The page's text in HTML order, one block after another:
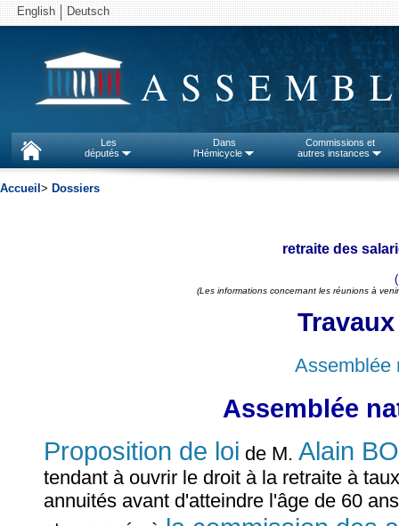
English Deutsch
Les
députés
Dans
l'Hémicycle
Commissions et
autres instances
Accueil > Dossiers
retraite des
(Les informations concernant les réunions à
Assemblée
Assemblée
Proposition de loi de M. Alain
tendant à ouvrir le droit à la retraite à
annuités avant d'atteindre l'âge de 60